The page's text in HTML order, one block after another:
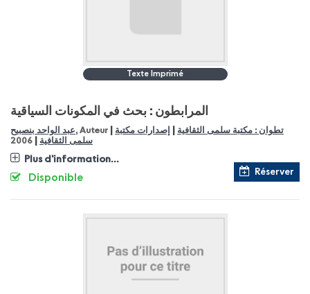
Texte Imprimé
المرابطون : بحث في المكونات السياقية
عبد الواحد بنصبيح, Auteur تطوان : مكتبة سلمى الثقافية
إصدارات مكتبة
سلمى الثقافية
2006
Plus d'information...
Réserver
Disponible